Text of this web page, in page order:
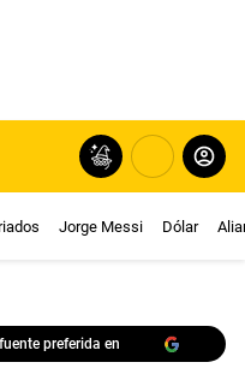
Jorge Messi Dólar
preferida en